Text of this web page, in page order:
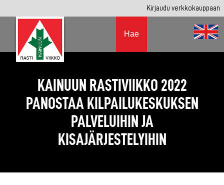
Kirjaudu verkkokauppaan
Hae
KAINUUN RASTIVIIKKO 2022
PANOSTAA KILPAILUKESKUKSEN
PALVELUIHIN JA
KISAJÄRJESTELYIHIN